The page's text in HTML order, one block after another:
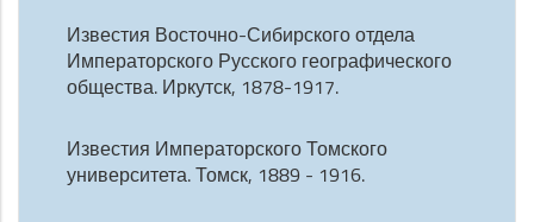
Известия Восточно-Сибирского отдела
Императорского Русского географического
общества. Иркутск, 1878-1917.
Известия Императорского Томского
университета. Томск, 1889 - 1916.